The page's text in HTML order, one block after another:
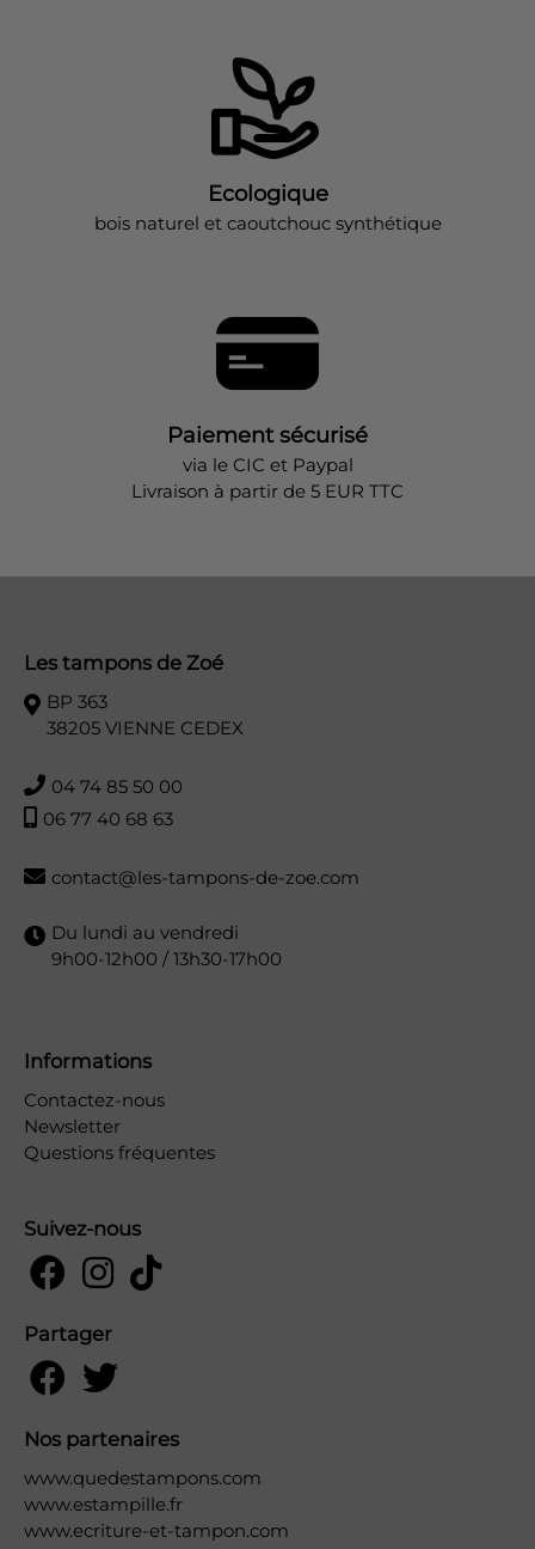
Ecologique
bois naturel et caoutchouc synthétique
Paiement sécurisé
via le CIC et Paypal
Livraison à partir de 5 EUR TTC
Les tampons de Zoé
BP 363
38205 VIENNE CEDEX
04 74 85 50 00
06 77 40 68 63
contact@les-tampons-de-zoe.com
Du lundi au vendredi
9h00-12h00 / 13h30-17h00
Informations
Contactez-nous
Newsletter
Questions fréquentes
Suivez-nous
Partager
Nos partenaires
www.quedestampons.com
www.estampille.fr
www.ecriture-et-tampon.com